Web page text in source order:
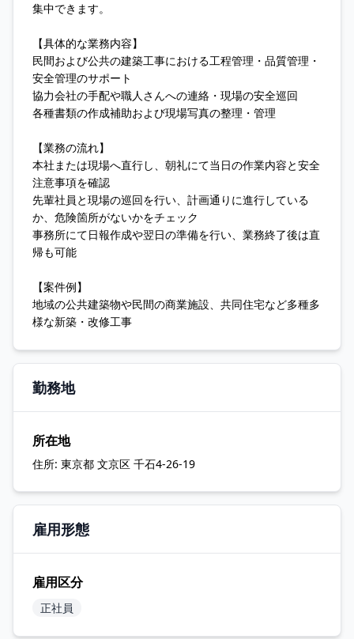
集中できます。
【具体的な業務内容】
民間および公共の建築工事における工程管理・品質管理・
安全管理のサポート
協力会社の手配や職人さんへの連絡・現場の安全巡回
各種書類の作成補助および現場写真の整理・管理
【業務の流れ】
本社または現場へ直行し、朝礼にて当日の作業内容と安全
注意事項を確認
先輩社員と現場の巡回を行い、計画通りに進行している
か、危険箇所がないかをチェック
事務所にて日報作成や翌日の準備を行い、業務終了後は直
帰も可能
【案件例】
地域の公共建築物や民間の商業施設、共同住宅など多種多
様な新築・改修工事
勤務地
所在地
住所: 東京都 文京区 千石4-26-19
雇用形態
雇用区分
正社員